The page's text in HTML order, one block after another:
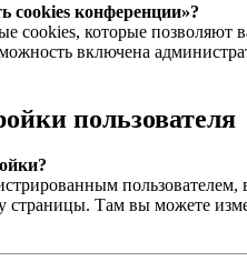
cookies конференции»?
cookies, которые
включена
пользователя
страницы. Там вы можете